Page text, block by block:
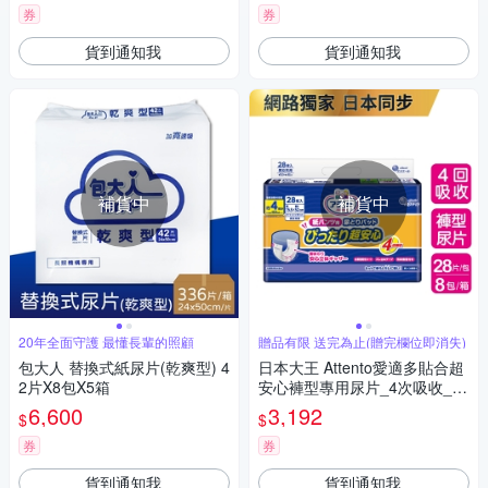
券
貨到通知我
補貨中
20年全面守護 最懂長輩的照顧
包大人 替換式紙尿片(乾爽型) 4
2片X8包X5箱
$6,600
券
貨到通知我
券
貨到通知我
補貨中
贈品有限 送完為止(贈完欄位即消失)
日本大王 Attento愛適多貼合超
安心褲型專用尿片_4次吸收_28
片/包(8包/箱 箱購)
$3,192
券
貨到通知我